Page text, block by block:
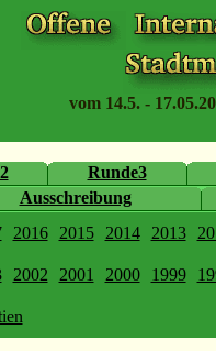
vom 14.5. -
Runde3
Ausschreibung
2016 2015 2014 2013
2002 2001 2000 1999